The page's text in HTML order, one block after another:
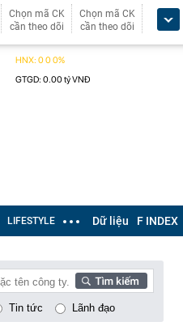
Chọn mã CK
cần theo dõi
Chọn mã CK
cần theo dõi
LIFESTYLE Dữ liệu F INDEX
Tin tức Lãnh đạo